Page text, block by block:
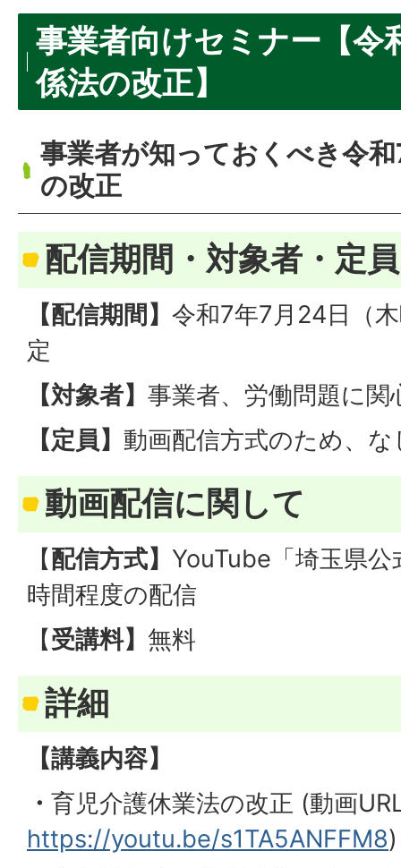
事業者向けセミナー【令
係法の改正】
事業者が知っておくべき令
の改正
配信期間・対象者・定員
【配信期間】 令和7年7月24日（
定
【対象者】 事業者、労働問題に関
【定員】 動画配信方式のため、な
動画配信に関して
【配信方式】 YouTube「埼玉県
時間程度の配信
【受講料】 無料
詳細
【講義内容】
・ 育児介護休業法の改正 (動画
https://youtu.be/s1TA5ANFFM8)